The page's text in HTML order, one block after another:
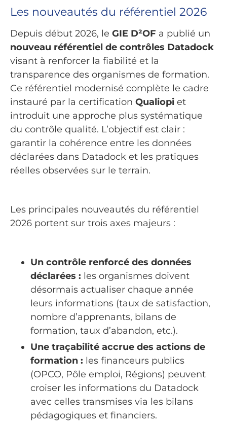
Les nouveautés du référentiel 2026
Depuis début 2026, le GIE D²OF a publié un
nouveau référentiel de contrôles Datadock
visant à renforcer la fiabilité et la
transparence des organismes de formation.
Ce référentiel modernisé complète le cadre
instauré par la certification Qualiopi et
introduit une approche plus systématique
du contrôle qualité. L’objectif est clair :
garantir la cohérence entre les données
déclarées dans Datadock et les pratiques
réelles observées sur le terrain.
Les principales nouveautés du référentiel
2026 portent sur trois axes majeurs :
Un contrôle renforcé des données
déclarées : les organismes doivent
désormais actualiser chaque année
leurs informations (taux de satisfaction,
nombre d’apprenants, bilans de
formation, taux d’abandon, etc.).
Une traçabilité accrue des actions de
formation : les financeurs publics
(OPCO, Pôle emploi, Régions) peuvent
croiser les informations du Datadock
avec celles transmises via les bilans
pédagogiques et financiers.